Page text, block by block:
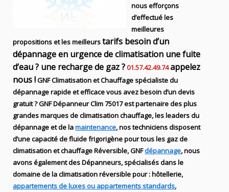
nous efforçons
d’effectué les
meilleures
propositions et les meilleurstarifs besoin d’un
dépannage en urgence de climatisation une fuite
d’eau ? une recharge de gaz ?01.57.42.49.74appelez
nous !GNFClimatisation et Chauffage spécialiste du
dépannage rapide et efficacevous avez besoin d’un devis
gratuit ? GNF DépanneurClim 75017est partenaire des plus
grandes marques declimatisation chauffage, les leadersdu
dépannageet delamaintenance, nos techniciens disposent
d’une capacité de fluidefrigorigène pour tous les gaz de
climatisation et chauffage Réversible, GNFdépannage, nous
avons également des Dépanneurs,spécialisés dans le
domaine de laclimatisation réversiblepour : hôtellerie,
appartements de luxes ou appartements standards,